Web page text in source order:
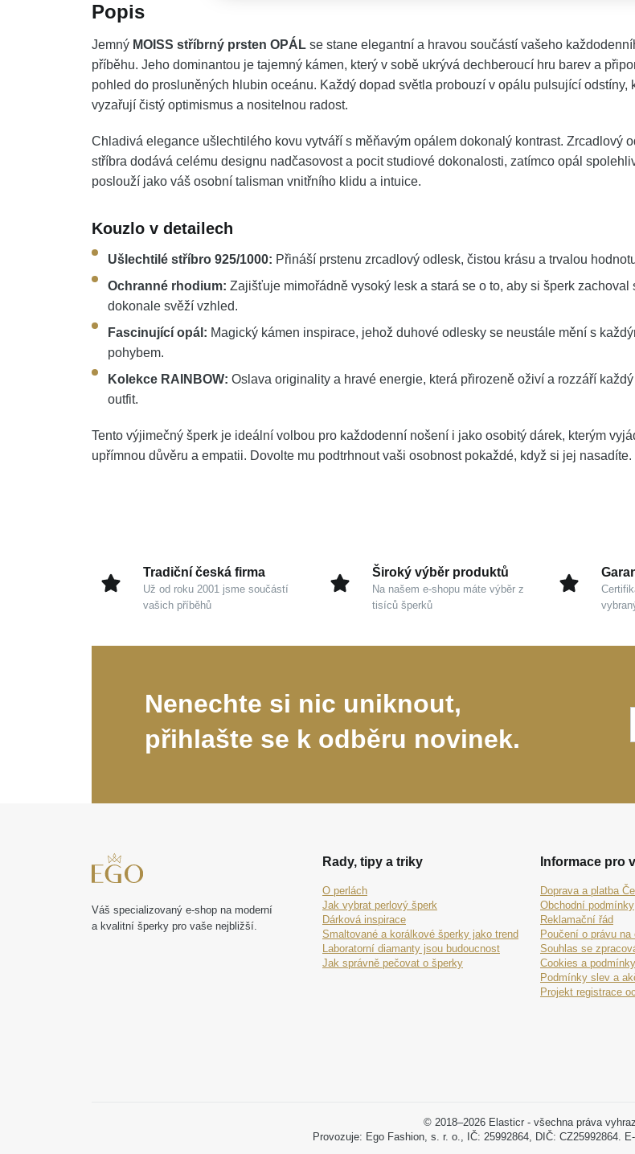
Popis
Jemný MOISS stříbrný prsten OPÁL se stane elegantní a hravou součástí vašeho
příběhu. Jeho dominantou je tajemný kámen, který v sobě ukrývá dechberoucí hru barev a
pohled do prosluněných hlubin oceánu. Každý dopad světla probouzí v opálu pulsující odstíny,
vyzařují čistý optimismus a nositelnou radost.
Chladivá elegance ušlechtilého kovu vytváří s měňavým opálem dokonalý kontrast. Zrcadlový
stříbra dodává celému designu nadčasovost a pocit studiové dokonalosti, zatímco opál
poslouží jako váš osobní talisman vnitřního klidu a intuice.
Kouzlo v detailech
Ušlechtilé stříbro 925/1000: Přináší prstenu zrcadlový odlesk, čistou krásu a trvalou
Ochranné rhodium: Zajišťuje mimořádně vysoký lesk a stará se o to, aby si šperk zachoval
dokonale svěží vzhled.
Fascinující opál: Magický kámen inspirace, jehož duhové odlesky se neustále mění s
pohybem.
Kolekce RAINBOW: Oslava originality a hravé energie, která přirozeně oživí a rozzáří
outfit.
Tento výjimečný šperk je ideální volbou pro každodenní nošení i jako osobitý dárek, kterým
upřímnou důvěru a empatii. Dovolte mu podtrhnout vaši osobnost pokaždé, když si jej nasadíte.
Tradiční česká firma
Už od roku 2001 jsme součástí
vašich příběhů
Široký výběr produktů
Na našem e-shopu máte výběr z
tisíců šperků
Nenechte si nic uniknout,
přihlašte se k odběru novinek.
Váš specializovaný e-shop na moderní
a kvalitní šperky pro vaše nejbližší.
Rady, tipy a triky
O perlách
Jak vybrat perlový šperk
Dárková inspirace
Smaltované a korálkové šperky jako trend
Laboratorní diamanty jsou budoucnost
Jak správně pečovat o šperky
Informace pro
Doprava a platba
Obchodní podmínky
Reklamační řád
Poučení o právu
Souhlas se
Cookies a
Podmínky slev a
Projekt registrace
© 2018–2026 Elasticr - všechna práva
Provozuje: Ego Fashion, s. r. o., IČ: 25992864, DIČ: CZ25992864.